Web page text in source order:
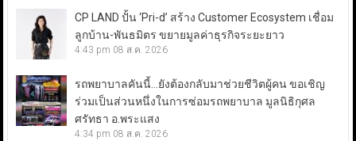
CP LAND ปั้น ‘Pri-d’ สร้าง Customer Ecosystem เชื่อม
ลูกบ้าน-พันธมิตร ขยายมูลค่าธุรกิจระยะยาว
4:43 pm 08 ส.ค. 2026
รถพยาบาลคันนี้…ยังต้องกลับมาช่วยชีวิตผู้คน ขอเชิญ
ร่วมเป็นส่วนหนึ่งในการซ่อมรถพยาบาล มูลนิธิกุศล
ศรัทธา อ.พระแสง
4:34 pm 08 ส.ค. 2026